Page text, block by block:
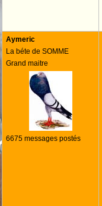
Aymeric
La béte de SOMME
Grand maitre
6675 messages postés